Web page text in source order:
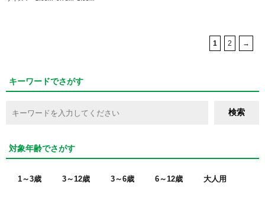
1 2 →
キーワードでさがす
対象年齢でさがす
1～3歳 3～12歳 3～6歳 6～12歳 大人用